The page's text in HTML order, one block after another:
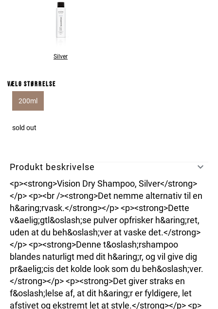
Silver
Vælg størrelse
200ml
sold out
Produkt beskrivelse
<p><strong>Vision Dry Shampoo, Silver</strong>
</p> <p><br /><strong>Det nemme alternativ til en
h&aring;rvask.</strong></p> <p><strong>Dette
v&aelig;gtl&oslash;se pulver opfrisker h&aring;ret,
uden at du beh&oslash;ver at vaske det.</strong>
</p> <p><strong>Denne t&oslash;rshampoo
blandes naturligt med dit h&aring;r, og vil give dig
pr&aelig;cis det kolde look som du beh&oslash;ver.
</strong></p> <p><strong>Det giver straks en
f&oslash;lelse af, at dit h&aring;r er fyldigere, let
afstivet og ekstremt let at style.</strong></p> <p>